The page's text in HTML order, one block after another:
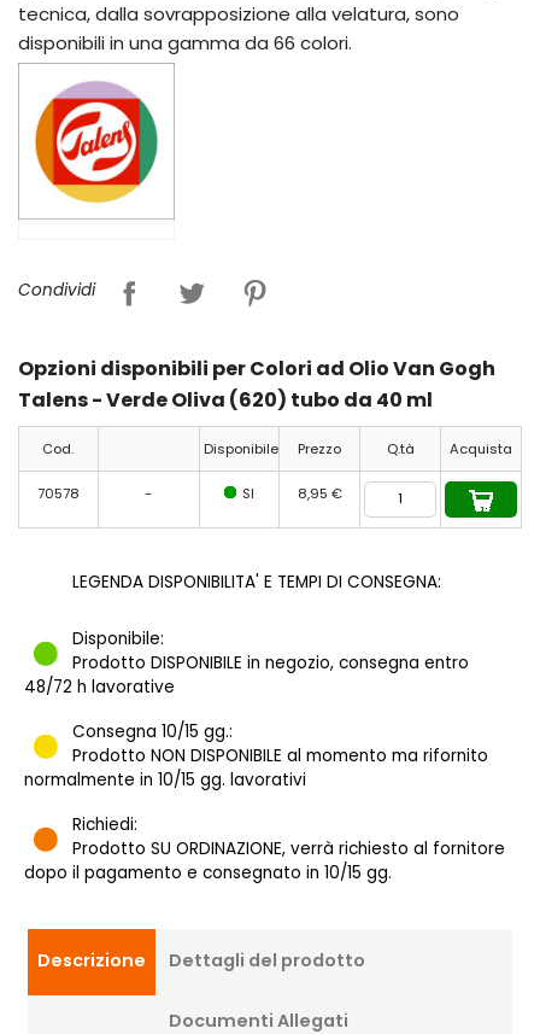
tecnica, dalla sovrapposizione alla velatura, sono
disponibili in una gamma da 66 colori.
Condividi
Opzioni disponibili per Colori ad Olio Van Gogh
Talens - Verde Oliva (620) tubo da 40 ml
Cod. Disponibile Prezzo Q.tà Acquista
70578 - SI 8,95 €
LEGENDA DISPONIBILITA' E TEMPI DI CONSEGNA:
Disponibile:
Prodotto DISPONIBILE in negozio, consegna entro
48/72 h lavorative
Consegna 10/15 gg.:
Prodotto NON DISPONIBILE al momento ma rifornito
normalmente in 10/15 gg. lavorativi
Richiedi:
Prodotto SU ORDINAZIONE, verrà richiesto al fornitore
dopo il pagamento e consegnato in 10/15 gg.
Descrizione Dettagli del prodotto
Documenti Allegati